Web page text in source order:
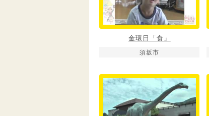
金環日「食」
須坂市